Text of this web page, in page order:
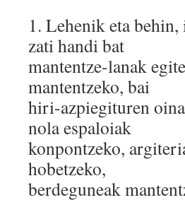
1.​ Lehenik eta
zati handi bat
mantentze-lanak
mantentzeko, bai
hiri-azpiegituren
nola espaloiak
konpontzeko,
hobetzeko,
berdeguneak